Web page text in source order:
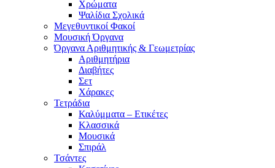
Χρώματα
Ψαλίδια Σχολικά
Μεγεθυντικοί Φακοί
Μουσική Όργανα
Όργανα Αριθμητικής & Γεωμετρίας
Αριθμητήρια
Διαβήτες
Σετ
Χάρακες
Τετράδια
Καλύμματα – Ετικέτες
Κλασσικά
Μουσικά
Σπιράλ
Τσάντες